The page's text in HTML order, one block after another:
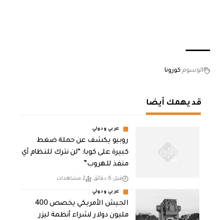
الوسوم كورونا
قد يهمك أيضا
عربي ودولي
روبيو يكشف عن حملة ضغط
كبيرة على كوبا: “لن نترك للنظام أي
منفذ للهروب”
قبل 6 دقائق 2 مشاهدات
عربي ودولي
الجيش الأمريكي يخصص 400
مليون دولار لشراء أنظمة ليزر